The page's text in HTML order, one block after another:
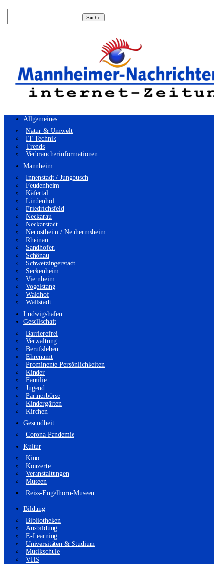
Allgemeines
Natur & Umwelt
IT Technik
Trends
Verbraucherinformationen
Mannheim
Innenstadt / Jungbusch
Feudenheim
Käfertal
Lindenhof
Friedrichsfeld
Neckarau
Neckarstadt
Neuostheim / Neuhermsheim
Rheinau
Sandhofen
Schönau
Schwetzingerstadt
Seckenheim
Viernheim
Vogelstang
Waldhof
Wallstadt
Ludwigshafen
Gesellschaft
Barrierefrei
Verwaltung
Berufsleben
Ehrenamt
Prominente Persönlichkeiten
Kinder
Familie
Jugend
Partnerbörse
Kindergärten
Kirchen
Gesundheit
Corona Pandemie
Kultur
Kino
Konzerte
Veranstaltungen
Museen
Reiss-Engelhorn-Museen
Bildung
Bibliotheken
Ausbildung
E-Learning
Universitäten & Studium
Musikschule
VHS